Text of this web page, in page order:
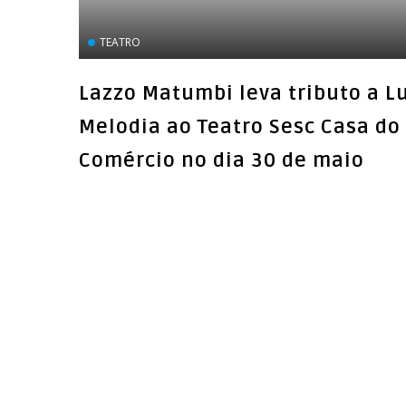
TEATRO
Lazzo Matumbi leva tributo a
Melodia ao Teatro Sesc Casa do
Comércio no dia 30 de maio